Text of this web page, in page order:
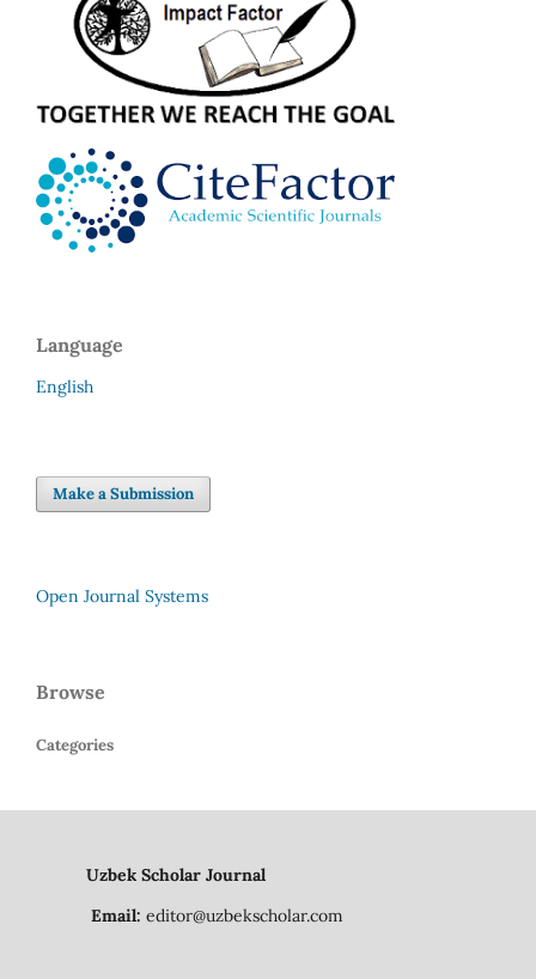
Language
English
Make a Submission
Open Journal Systems
Browse
Categories
Uzbek Scholar Journal
Email: editor@uzbekscholar.com